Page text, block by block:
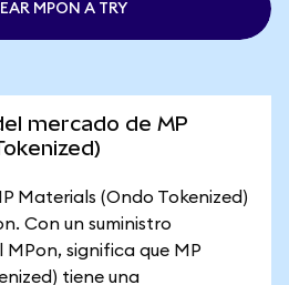
MPON A TRY
mercado de MP
Materials (Ondo Tokenized)
Con un suministro
significa que MP
tiene una